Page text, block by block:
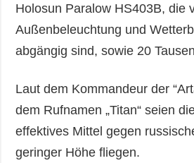
Holosun Paralow HS403B, die
Außenbeleuchtung und
abgängig sind, sowie 20
Laut dem Kommandeur der
dem Rufnamen „Titan“ seien
effektives Mittel gegen
geringer Höhe fliegen.